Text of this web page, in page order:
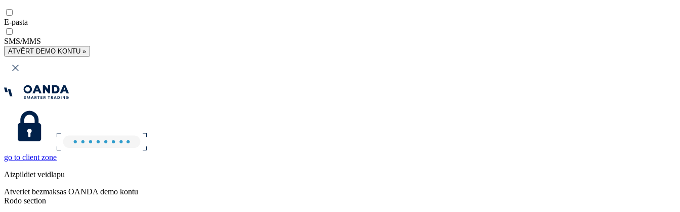
E-pasta
SMS/MMS
ATVĒRT DEMO KONTU »
go to client zone
Aizpildiet veidlapu
Atveriet bezmaksas OANDA demo kontu
Rodo section